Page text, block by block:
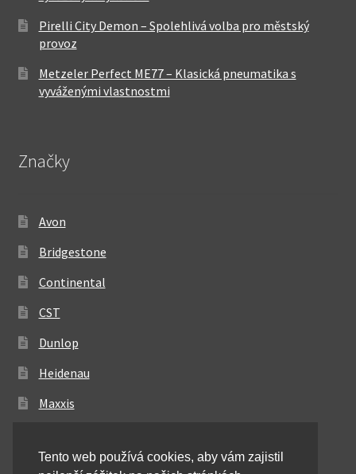
Pirelli City Demon – Spolehlivá volba pro městský
provoz
Metzeler Perfect ME77 – Klasická pneumatika s
vyváženými vlastnostmi
Značky
Avon
Bridgestone
Continental
CST
Dunlop
Heidenau
Maxxis
Michelin
Tento web používá cookies, aby vám zajistil